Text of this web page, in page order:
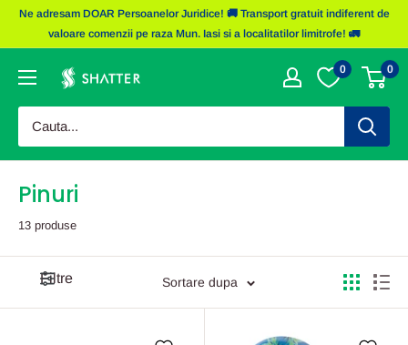
SaritiNe adresam DOAR Persoanelor Juridice! 🚚 Transport gratuit indiferent de
valoare comenzii pe raza Mun. Iasi si a localitatilor limitrofe! 🚛
Obiecte
Shatter
0 0
Pinuri
13 produse
Filtre Sortare dupa